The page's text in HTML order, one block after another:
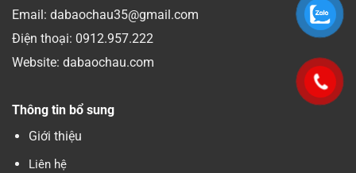
Email: dabaochau35@gmail.com
Điện thoại: 0912.957.222
Website: dabaochau.com
Thông tin bổ sung
Giới thiệu
Liên hệ